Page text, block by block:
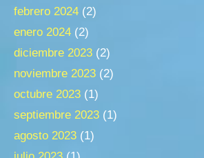
febrero 2024 (2)
enero 2024 (2)
diciembre 2023 (2)
noviembre 2023 (2)
octubre 2023 (1)
septiembre 2023 (1)
agosto 2023 (1)